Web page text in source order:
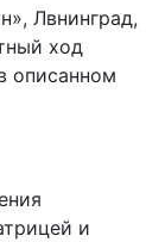
Лвнинград,
ход
описанном
и